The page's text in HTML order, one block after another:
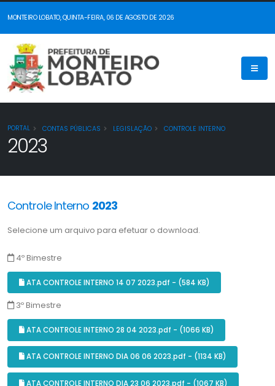
MONTEIRO LOBATO, QUINTA-FEIRA, 06 DE AGOSTO DE 2026
PORTAL CONTAS PÚBLICAS LEGISLAÇÃO CONTROLE INTERNO
2023
Controle Interno 2023
Selecione um arquivo para efetuar o download.
4º Bimestre
ATA CONTROLE INTERNO 14 07 2023.pdf - (584 KB)
3º Bimestre
ATA CONTROLE INTERNO 28 04 2023.pdf - (1066 KB)
ATA CONTROLE INTERNO DIA 06 06 2023.pdf - (1134 KB)
ATA CONTROLE INTERNO DIA 23 06 2023.pdf - (1067 KB)